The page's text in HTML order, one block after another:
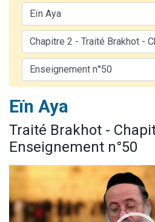
30 personnes viennent de
Il reste 49 places
12 nouvelles
Eïn Aya
Traité Brakhot -
Enseignement n°50